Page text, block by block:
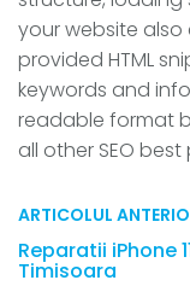
your website also
provided HTML
keywords and
readable format
all other SEO
ARTICOLUL
Reparatii iPhone
Timisoara